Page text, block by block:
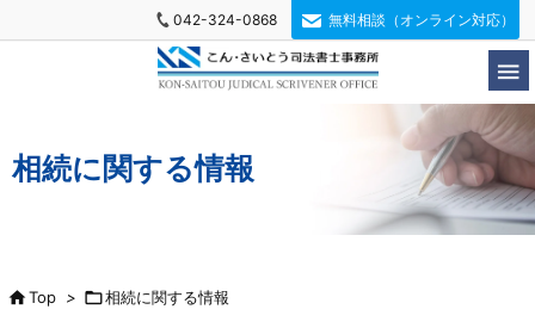

042-324-0868 無料相談（オンライン対応）
相続に関する情報
Top > 相続に関する情報